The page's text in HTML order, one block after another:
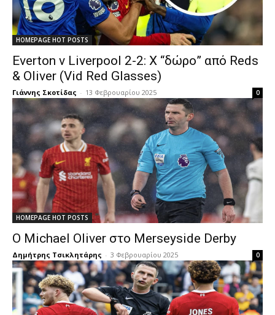
HOMEPAGE HOT POSTS
Everton v Liverpool 2-2: X “δώρο” από Reds
& Oliver (Vid Red Glasses)
Γιάννης Σκοτίδας - 13 Φεβρουαρίου 2025 0
HOMEPAGE HOT POSTS
Ο Michael Oliver στο Merseyside Derby
Δημήτρης Τσικλητάρης - 3 Φεβρουαρίου 2025 0